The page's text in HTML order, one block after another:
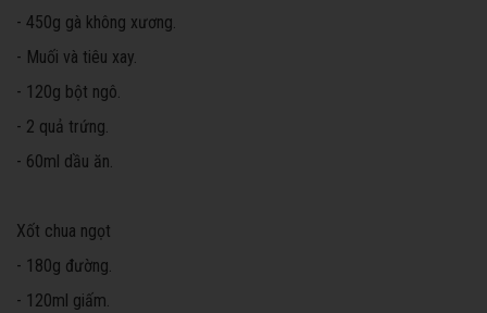
- 450g gà không xương.
- Muối và tiêu xay.
- 120g bột ngô.
- 2 quả trứng.
- 60ml dầu ăn.
Xốt chua ngọt
- 180g đường.
- 120ml giấm.